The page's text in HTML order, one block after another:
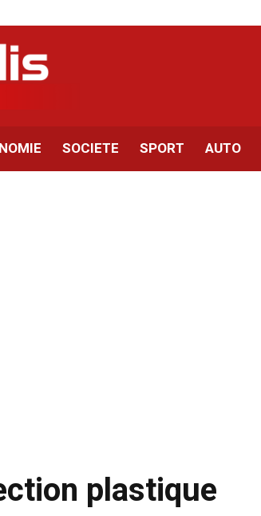
SOCIETE SPORT AUTO
plastique